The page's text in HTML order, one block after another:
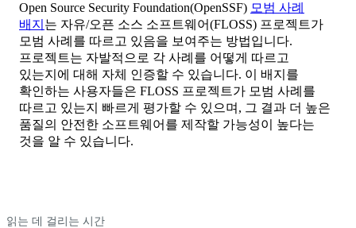
Open Source Security Foundation(OpenSSF) 모범 사례
배지 는 자유/오픈 소스 소프트웨어(FLOSS) 프로젝트가
모범 사례를 따르고 있음을 보여주는 방법입니다.
프로젝트는 자발적으로 각 사례를 어떻게 따르고
있는지에 대해 자체 인증할 수 있습니다. 이 배지를
확인하는 사용자들은 FLOSS 프로젝트가 모범 사례를
따르고 있는지 빠르게 평가할 수 있으며, 그 결과 더 높은
품질의 안전한 소프트웨어를 제작할 가능성이 높다는
것을 알 수 있습니다.
읽는 데 걸리는 시간